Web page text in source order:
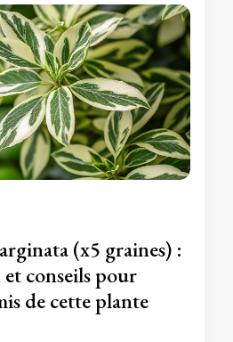
(x5 graines) :
conseils pour
de cette plante